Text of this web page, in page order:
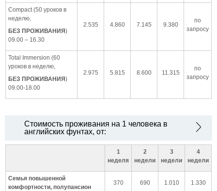
Compact (50 уроков в
неделю,
БЕЗ ПРОЖИВАНИЯ)
09.00 – 16.30
2.535 4.860 7.145 9.380
по
запросу
Total Immersion (60
уроков в неделю,
БЕЗ ПРОЖИВАНИЯ)
09.00-18.00
2.975 5.815 8.600 11.315
по
запросу
Стоимость проживания на 1 человека в
английских фунтах, от:
1
неделя
2
недели
3
недели
4
недели
Семья повышенной
комфортности, полупансион
370 690 1.010 1.330